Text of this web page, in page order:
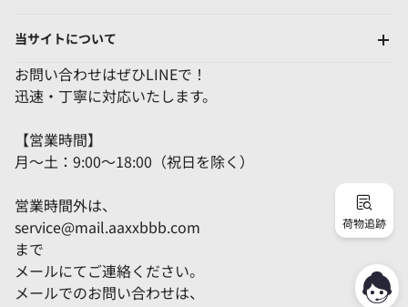
荷物追跡
当サイトについて
お問い合わせはぜひLINEで！
迅速・丁寧に対応いたします。
【営業時間】
月～土：9:00～18:00（祝日を除く）
営業時間外は、
service@mail.aaxxbbb.com
まで
メールにてご連絡ください。
メールでのお問い合わせは、